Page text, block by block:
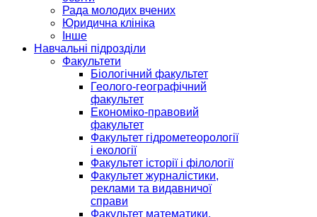
Рада молодих вчених
Юридична клініка
Інше
Навчальні підрозділи
Факультети
Біологічний факультет
Геолого-географічний
факультет
Економіко-правовий
факультет
Факультет гідрометеорології
і екології
Факультет історії і філології
Факультет журналістики,
реклами та видавничої
справи
Факультет математики,